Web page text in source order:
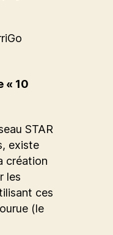
« 10
STAR
existe
création
les
ces
(le